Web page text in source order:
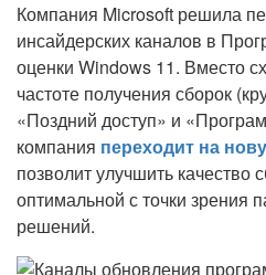
Компания Microsoft решила
инсайдерских каналов в
оценки Windows 11. Вместо
частоте получения сборок
«Поздний доступ» и
компания переходит на
позволит улучшить качество
оптимальной с точки зрения
решений.